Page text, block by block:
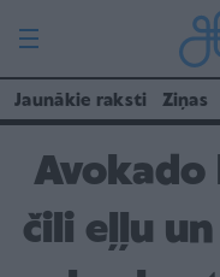
Jaunākie raksti Ziņas
Avokado
čili eļļu